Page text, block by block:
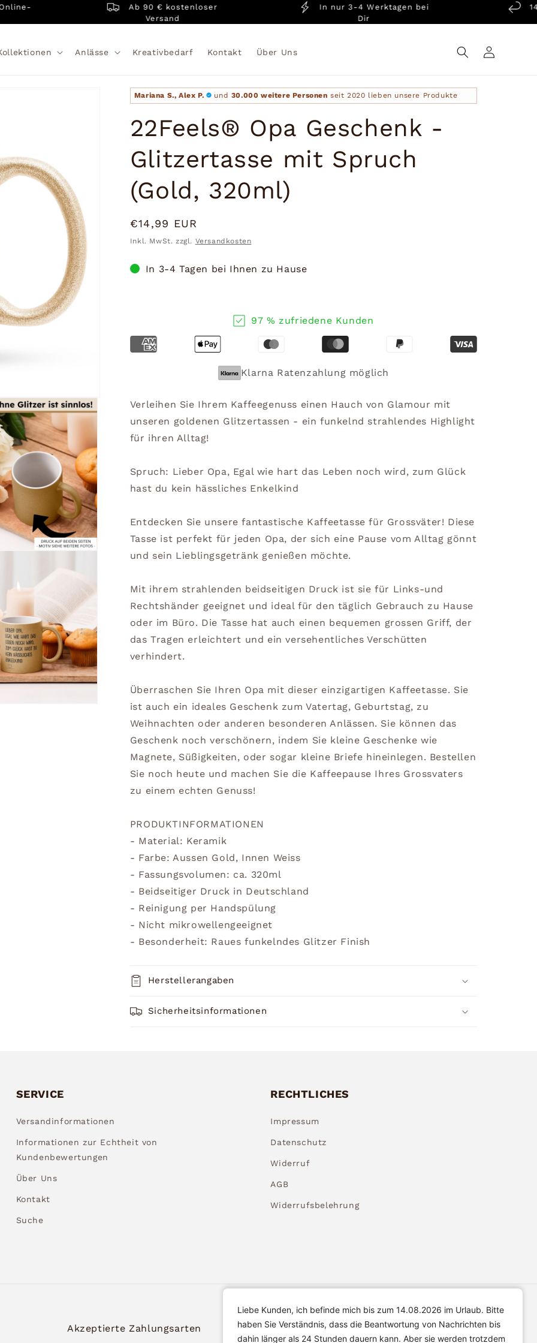
Ab 90 € kostenloser
Versand
In nur 3-4 Werktagen bei
14
Anlässe Kreativbedarf Kontakt Über Uns Einloggen
Mariana S., Alex P. und 30.000 weitere Personen seit 2020 lieben unsere Produkte
22Feels® Opa Geschenk -
Glitzertasse mit Spruch
(Gold, 320ml)
Normaler
Preis
€14,99 EUR
Inkl. MwSt. zzgl. Versandkosten
In 3-4 Tagen bei Ihnen zu Hause
97 % zufriedene Kunden
Klarna Ratenzahlung möglich
Verleihen Sie Ihrem Kaffeegenuss einen Hauch von Glamour mit
unseren goldenen Glitzertassen - ein funkelnd strahlendes Highlight
für ihren Alltag!
Spruch: Lieber Opa, Egal wie hart das Leben noch wird, zum Glück
hast du kein hässliches Enkelkind
Entdecken Sie unsere fantastische Kaffeetasse für Grossväter! Diese
Tasse ist perfekt für jeden Opa, der sich eine Pause vom Alltag gönnt
und sein Lieblingsgetränk genießen möchte.
Mit ihrem strahlenden beidseitigen Druck ist sie für Links-und
Rechtshänder geeignet und ideal für den täglich Gebrauch zu Hause
oder im Büro. Die Tasse hat auch einen bequemen grossen Griff, der
das Tragen erleichtert und ein versehentliches Verschütten
verhindert.
Überraschen Sie Ihren Opa mit dieser einzigartigen Kaffeetasse. Sie
ist auch ein ideales Geschenk zum Vatertag, Geburtstag, zu
Weihnachten oder anderen besonderen Anlässen. Sie können das
Geschenk noch verschönern, indem Sie kleine Geschenke wie
Magnete, Süßigkeiten, oder sogar kleine Briefe hineinlegen. Bestellen
Sie noch heute und machen Sie die Kaffeepause Ihres Grossvaters
zu einem echten Genuss!
PRODUKTINFORMATIONEN
- Material: Keramik
- Farbe: Aussen Gold, Innen Weiss
- Fassungsvolumen: ca. 320ml
- Beidseitiger Druck in Deutschland
- Reinigung per Handspülung
- Nicht mikrowellengeeignet
- Besonderheit: Raues funkelndes Glitzer Finish
Herstellerangaben
Sicherheitsinformationen
SERVICE
Versandinformationen
Informationen zur Echtheit von
Kundenbewertungen
Über Uns
Kontakt
Suche
RECHTLICHES
Impressum
Datenschutz
Widerruf
AGB
Widerrufsbelehrung
Akzeptierte Zahlungsarten
Liebe Kunden, ich befinde mich bis zum 14.08.2026 im Urlaub. Bitte
haben Sie Verständnis, dass die Beantwortung von Nachrichten bis
dahin länger als 24 Stunden dauern kann. Aber sie werden trotzdem